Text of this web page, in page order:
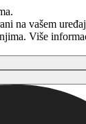
na vašem
Više